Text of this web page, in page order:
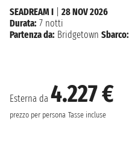
Esterna da 4.227 €
prezzo per persona Tasse incluse
SEADREAM I
28 NOV 2026
Durata: 7 notti
Partenza da: Bridgetown Sbarco: